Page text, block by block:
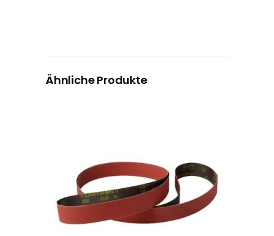
Ähnliche Produkte